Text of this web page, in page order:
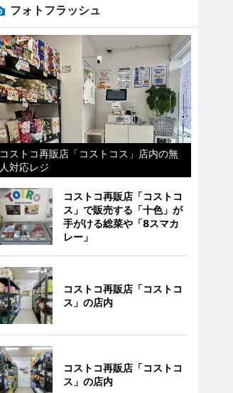
フォトフラッシュ
コストコ再販店「コストコス」店内の無
人対応レジ
コストコ再販店「コストコ
ス」で販売する「十色」が
手がける総菜や「8スマカ
レー」
コストコ再販店「コストコ
ス」の店内
コストコ再販店「コストコ
ス」の店内